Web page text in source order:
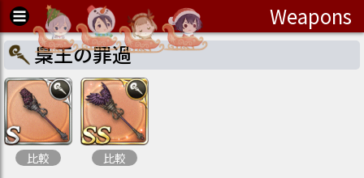
Weapons
梟王の罪過
比較 比較